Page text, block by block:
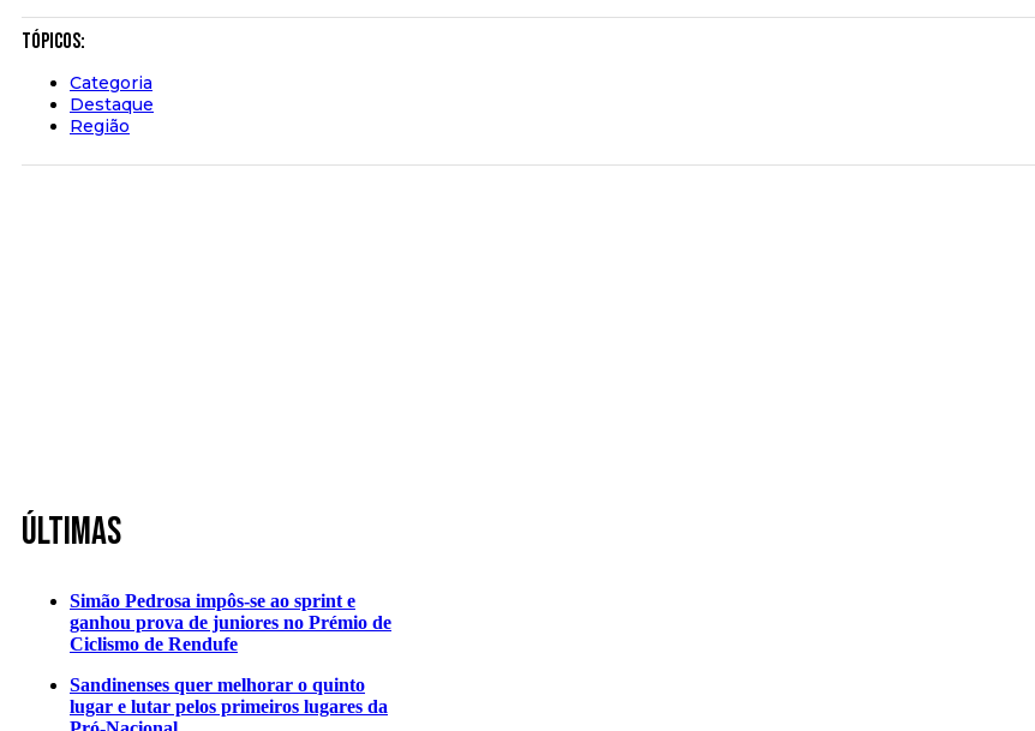
Tópicos:
Categoria
Destaque
Região
Últimas
Simão Pedrosa impôs-se ao sprint e
ganhou prova de juniores no Prémio de
Ciclismo de Rendufe
Sandinenses quer melhorar o quinto
lugar e lutar pelos primeiros lugares da